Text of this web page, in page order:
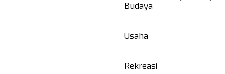
Budaya
Usaha
Rekreasi